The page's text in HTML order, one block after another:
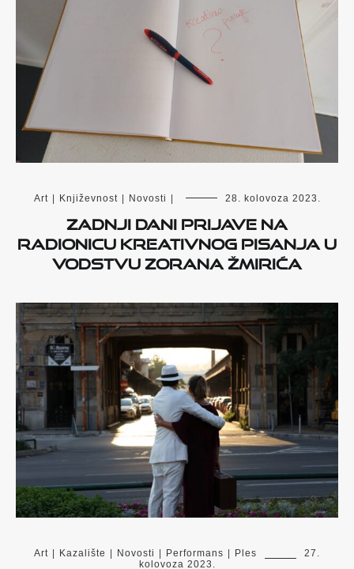
Art | Književnost | Novosti | 28. kolovoza 2023.
Zadnji dani prijave na
radionicu kreativnog pisanja u
vodstvu Zorana Žmirića
Art | Kazalište | Novosti | Performans | Ples
27.
kolovoza 2023.